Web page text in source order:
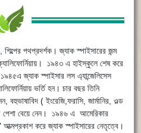
পথপ্রদর্শক। জ্যাক স্পাইসারের জন্ম
১৯৪৩ এ হাইস্কুলে শেষ করে
জ্যাক স্পাইসার লস এ্যান্জেলিসেস
ভর্তি হন। চার বছর তিনি
বহুভাষাবিদ ( ইংরেজি,ফরাসি, জার্মানির, ওল্ড
পেশা বেয়ে নেন। ১৯৪৬ এ আমেরিকার
আত্মপ্রকাশ করে জ্যাক স্পাইসারের নেতৃত্বে।